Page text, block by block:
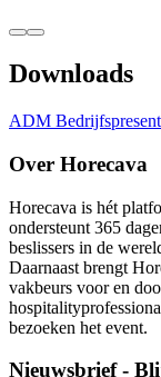
Downloads
ADM
Over Horecava
Horecava is hét
ondersteunt 365
beslissers in de
Daarnaast brengt
vakbeurs voor en
bezoeken het event.
Nieuwsbrief -